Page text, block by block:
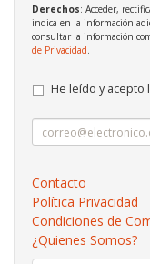
Derechos: Acceder,
indica en la información
consultar la información
de Privacidad.
He leído y acepto
Contacto
Política Privacidad
Condiciones de
¿Quienes Somos?